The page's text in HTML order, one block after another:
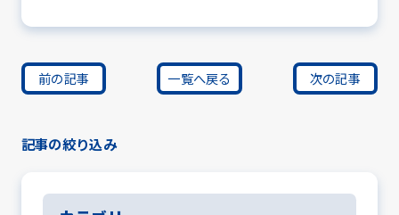
前の記事 一覧へ戻る 次の記事
記事の絞り込み